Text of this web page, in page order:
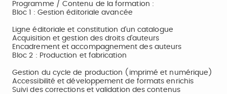
Programme / Contenu de la formation :
Bloc 1 : Gestion éditoriale avancée
Ligne éditoriale et constitution d’un catalogue
Acquisition et gestion des droits d’auteurs
Encadrement et accompagnement des auteurs
Bloc 2 : Production et fabrication
Gestion du cycle de production (imprimé et numérique)
Accessibilité et développement de formats enrichis
Suivi des corrections et validation des contenus